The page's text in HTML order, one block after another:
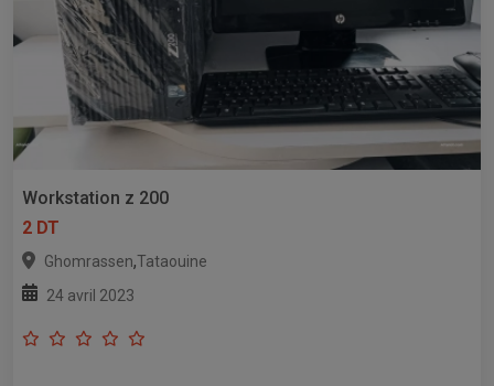
Workstation z 200
2 DT
Ghomrassen,Tataouine
24 avril 2023